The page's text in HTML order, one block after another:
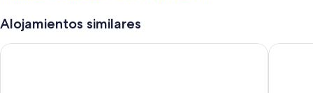
cafetería. Conéctate al wifi gratuito de las habitaciones. Además,
Alojamientos similares
Beach Rotana Jannah